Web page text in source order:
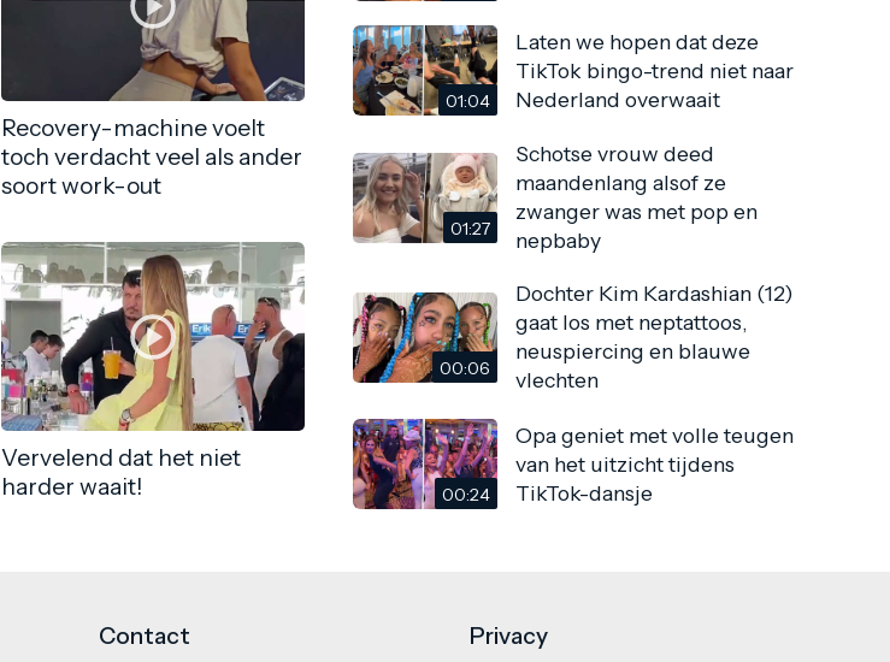
Recovery-machine voelt
toch verdacht veel als ander
soort work-out
Vervelend dat het niet
harder waait!
01:04
Laten we hopen dat deze
TikTok bingo-trend niet naar
Nederland overwaait
01:27
Schotse vrouw deed
maandenlang alsof ze
zwanger was met pop en
nepbaby
00:06
Dochter Kim Kardashian (12)
gaat los met neptattoos,
neuspiercing en blauwe
vlechten
00:24
Opa geniet met volle teugen
van het uitzicht tijdens
TikTok-dansje
Contact Privacy